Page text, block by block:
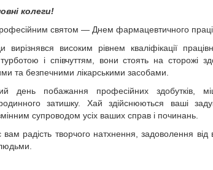
колеги!
святом — Днем фармацевтичного
високим рівнем кваліфікації
і співчуттям, вони стоять на сторожі
та безпечними лікарськими засобами.
день побажання професійних здобутків,
затишку. Хай здійснюються ваші
супроводом усіх ваших справ і починань.
радість творчого натхнення, задоволення від